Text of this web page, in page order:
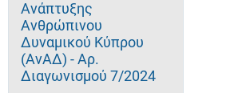
Ανάπτυξης
Ανθρώπινου
Δυναμικού Κύπρου
(ΑνΑΔ) - Αρ.
Διαγωνισμού 7/2024